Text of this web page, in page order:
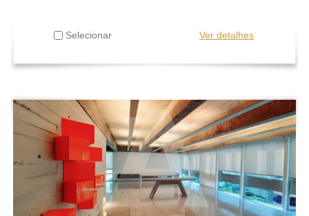
Selecionar Ver detalhes